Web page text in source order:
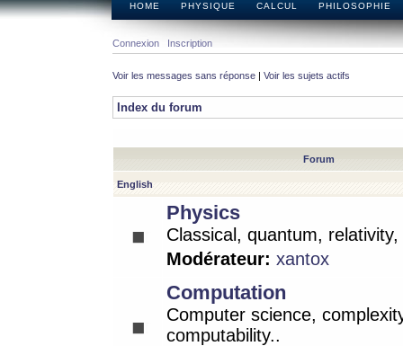
HOME PHYSIQUE CALCUL PHILOSOPHIE
Connexion Inscription
Voir les messages sans réponse | Voir les sujets actifs
Index du forum
Forum
English
Physics
Classical, quantum,
Modérateur: xantox
Computation
Computer science,
computability..